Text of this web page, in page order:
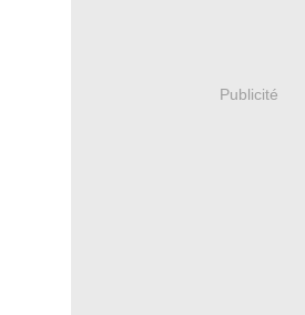
Publicité